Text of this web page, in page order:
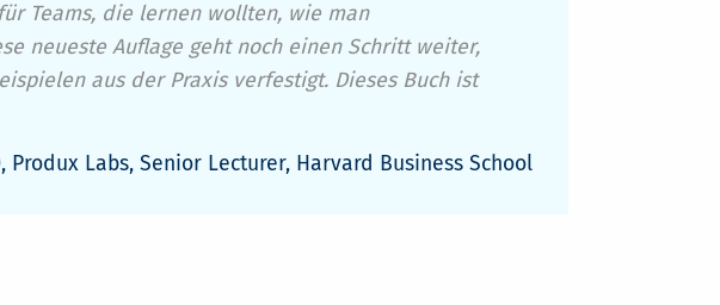
Teams, die lernen wollten, wie man
neueste Auflage geht noch einen Schritt weiter,
aus der Praxis verfestigt. Dieses Buch ist
Produx Labs, Senior Lecturer, Harvard Business School